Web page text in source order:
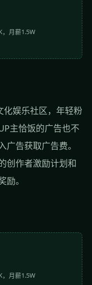
月薪1.5W
化娱乐社区，年轻粉
主恰饭的广告也不
广告获取广告费。
创作者激励计划和
。
月薪1.5W